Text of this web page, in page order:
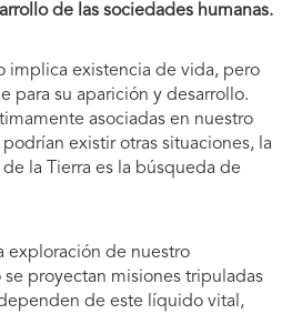
de las sociedades humanas.
implica existencia de vida, pero
para su aparición y desarrollo.
asociadas en nuestro
existir otras situaciones, la
la Tierra es la búsqueda de
exploración de nuestro
proyectan misiones tripuladas
de este líquido vital,